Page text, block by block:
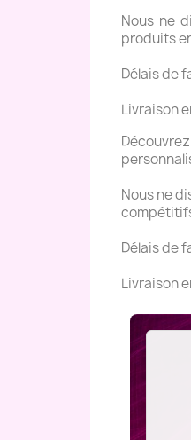
Nous ne
produits
Délais de
Livraison
Nous ne
Délais de
Livraison